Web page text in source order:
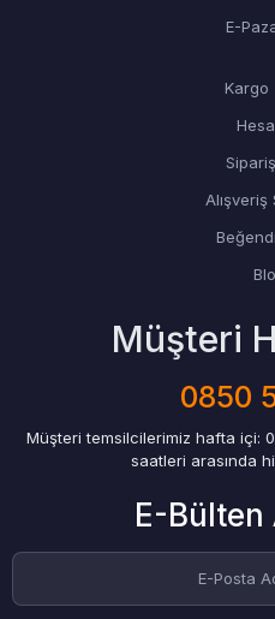
E-
Kargo
Alışveriş
Müşteri
0850
Müşteri temsilcilerimiz hafta içi:
saatleri arasında
E-Bülten